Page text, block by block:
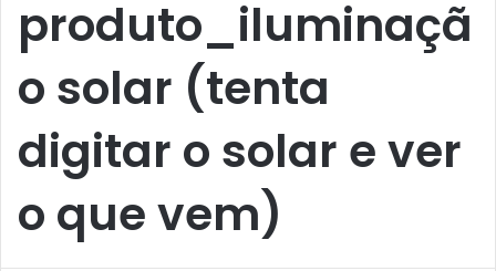
produto_iluminaçã
o solar (tenta
digitar o solar e ver
o que vem)